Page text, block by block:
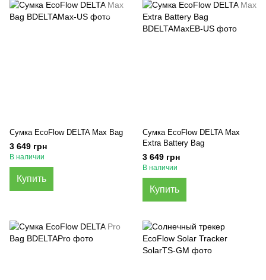
Сумка EcoFlow DELTA Max Bag
3 649 грн
В наличии
Купить
Сумка EcoFlow DELTA Max
Extra Battery Bag
3 649 грн
В наличии
Купить